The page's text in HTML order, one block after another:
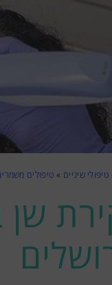
טיפולי שיניים » טיפולים
שן